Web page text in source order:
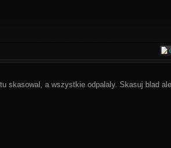
skasowal, a wszystkie odpalaly. Skasuj blad